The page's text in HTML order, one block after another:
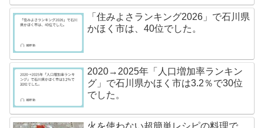
「住みよさランキング2026」で石川県
かほく市は、40位でした。
2020→2025年「人口増加率ランキン
グ」で石川県かほく市は3.2％で30位
でした。